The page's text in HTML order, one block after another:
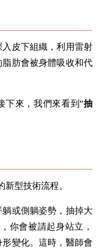
皮下組織，利用雷射
肪會被身體吸收和代
下來，我們來看到"抽
型技術流程。
或側躺姿勢，抽掉大
你會被請起身站立，
變化。這時，醫師會